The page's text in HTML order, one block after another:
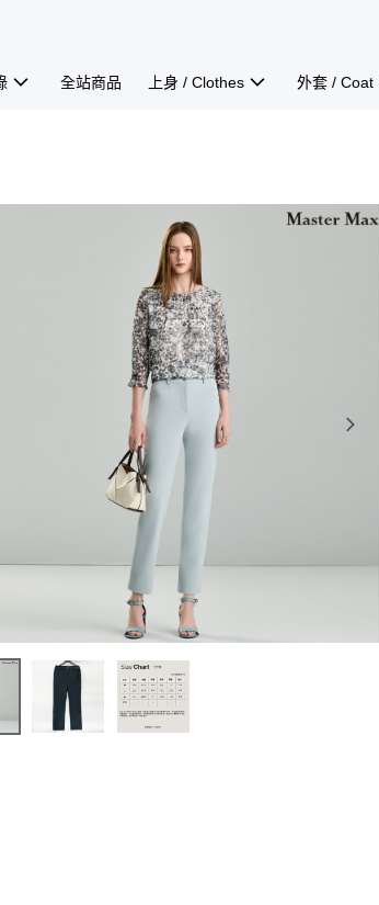
全站商品 上身 / Clothes 外套 / Coat